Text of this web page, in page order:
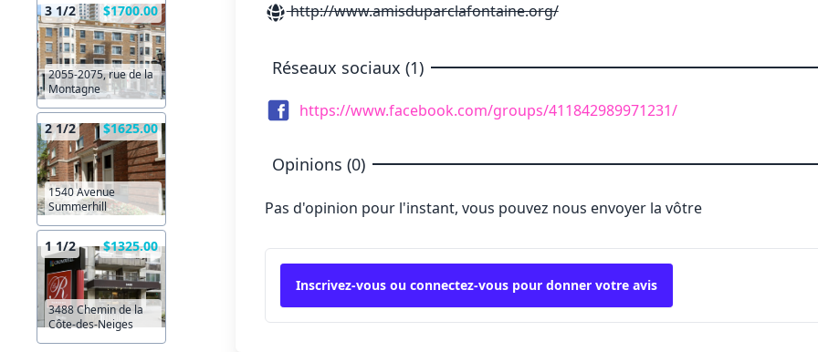
3 1/2 $1700.00
2055-2075, rue de la
Montagne
2 1/2 $1625.00
1540 Avenue
Summerhill
1 1/2 $1325.00
3488 Chemin de la
Côte-des-Neiges
http://www.amisduparclafontaine.org/
Réseaux sociaux (1)
https://www.facebook.com/groups/411842989971231/
Opinions (0)
Pas d'opinion pour l'instant, vous pouvez nous envoyer la vôtre
Inscrivez-vous ou connectez-vous pour donner votre avis